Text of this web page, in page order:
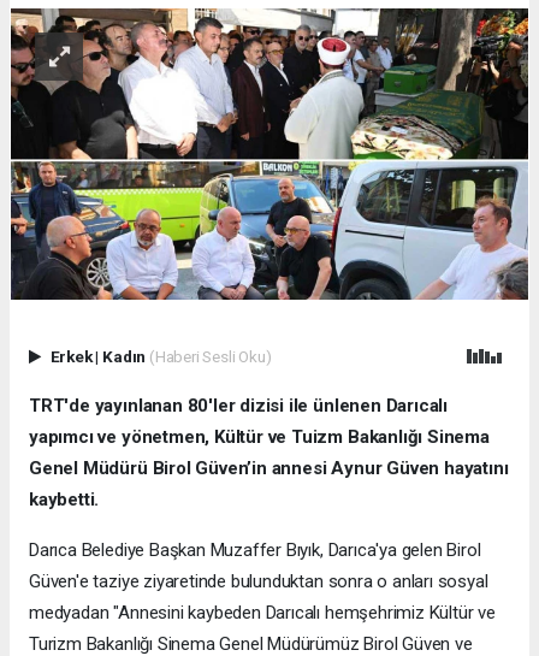
Erkek| Kadın (Haberi Sesli Oku)
TRT'de yayınlanan 80'ler dizisi ile ünlenen Darıcalı
yapımcı ve yönetmen, Kültür ve Tuizm Bakanlığı Sinema
Genel Müdürü Birol Güven’in annesi Aynur Güven hayatını
kaybetti.
Darıca Belediye Başkan Muzaffer Bıyık, Darıca'ya gelen Birol
Güven'e taziye ziyaretinde bulunduktan sonra o anları sosyal
medyadan "Annesini kaybeden Darıcalı hemşehrimiz Kültür ve
Turizm Bakanlığı Sinema Genel Müdürümüz Birol Güven ve